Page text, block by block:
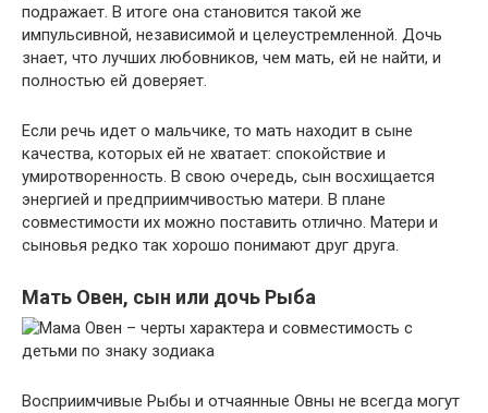
подражает. В итоге она становится такой же
импульсивной, независимой и целеустремленной. Дочь
знает, что лучших любовников, чем мать, ей не найти, и
полностью ей доверяет.
Если речь идет о мальчике, то мать находит в сыне
качества, которых ей не хватает: спокойствие и
умиротворенность. В свою очередь, сын восхищается
энергией и предприимчивостью матери. В плане
совместимости их можно поставить отлично. Матери и
сыновья редко так хорошо понимают друг друга.
Мать Овен, сын или дочь Рыба
Восприимчивые Рыбы и отчаянные Овны не всегда могут